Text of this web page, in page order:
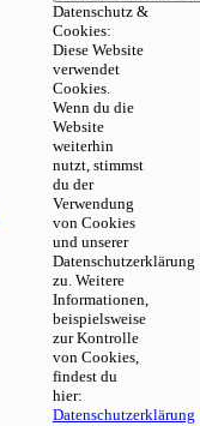
Datenschutz &
Cookies:
Diese Website
verwendet
Cookies.
Wenn du die
Website
weiterhin
nutzt, stimmst
du der
Verwendung
von Cookies
und unserer
Datenschutzerklärung
zu. Weitere
Informationen,
beispielsweise
zur Kontrolle
von Cookies,
findest du
hier:
Datenschutzerklärung